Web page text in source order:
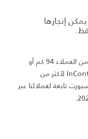
إنجازها
*يبلغ متوسط طول الرحلة اليومية لـ 75% من العملاء 94 كم أو
أقل. تم احتساب ذلك باستخدام بيانات InControl لأكثر من
سبورت تابعة لعملائنا عبر